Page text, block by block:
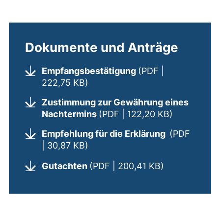
Dokumente und Anträge
Empfangsbestätigung (PDF |
222,75 KB)
Zustimmung zur Gewährung eines
Nachtermins (PDF | 122,20 KB)
Empfehlung für die Erklärung (PDF
| 30,87 KB)
Gutachten (PDF | 200,41 KB)